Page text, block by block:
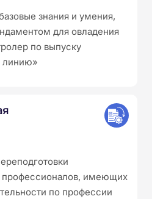
знания и умения,
для овладения
по выпуску
линию»
профессионалов, имеющих
по профессии